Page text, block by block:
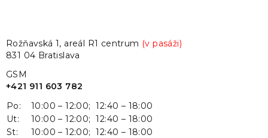
Rožňavská 1, areál R1 centrum (v pasáži)
831 04 Bratislava
GSM
+421 911 603 782
Po:
10:00 – 12:00; 12:40 – 18:00
Ut:
10:00 – 12:00; 12:40 – 18:00
St:
10:00 – 12:00; 12:40 – 18:00